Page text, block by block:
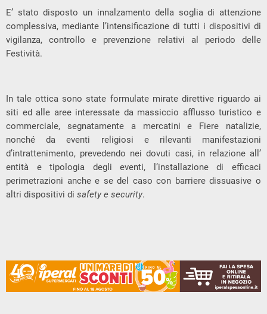
E’ stato disposto un innalzamento della soglia di attenzione
complessiva, mediante l’intensificazione di tutti i dispositivi di
vigilanza, controllo e prevenzione relativi al periodo delle
Festività.
In tale ottica sono state formulate mirate direttive riguardo ai
siti ed alle aree interessate da massiccio afflusso turistico e
commerciale, segnatamente a mercatini e Fiere natalizie,
nonché da eventi religiosi e rilevanti manifestazioni
d’intrattenimento, prevedendo nei dovuti casi, in relazione all’
entità e tipologia degli eventi, l’installazione di efficaci
perimetrazioni anche e se del caso con barriere dissuasive o
altri dispositivi di safety e security.